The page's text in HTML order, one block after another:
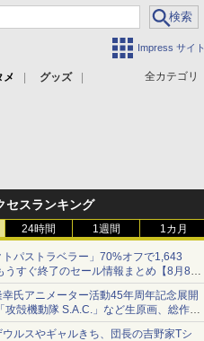
Impress サイト
全カテゴリ
メ
グッズ
セスランキング
24時間 1週間 1カ月
トパストラベラー」70%オフで1,643
うすぐ終了のセール情報まとめ【8月8日
ンドーeショップでは「大神 絶景版」が
フで990円
幸氏アニメーター活動45年周年記念展開
攻殻機動隊 S.A.C.」など生原画、総作画
正が展示
ウルスやギャルきち、団長の吉野家Tシ